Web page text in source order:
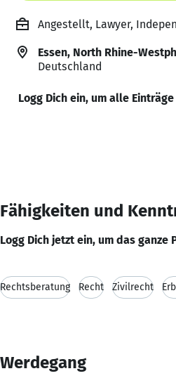
Angestellt, Lawyer,
Essen, North Rhine-
Deutschland
Logg Dich ein, um alle
Fähigkeiten und
Logg Dich jetzt ein, um das ganze
Rechtsberatung Recht Zivilrecht
Werdegang